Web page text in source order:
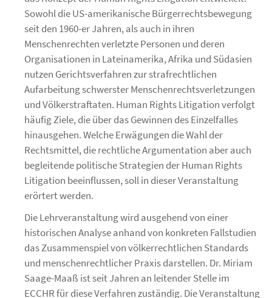
Sowohl die US-amerikanische Bürgerrechtsbewegung
seit den 1960-er Jahren, als auch in ihren
Menschenrechten verletzte Personen und deren
Organisationen in Lateinamerika, Afrika und Südasien
nutzen Gerichtsverfahren zur strafrechtlichen
Aufarbeitung schwerster Menschenrechtsverletzungen
und Völkerstraftaten. Human Rights Litigation verfolgt
häufig Ziele, die über das Gewinnen des Einzelfalles
hinausgehen. Welche Erwägungen die Wahl der
Rechtsmittel, die rechtliche Argumentation aber auch
begleitende politische Strategien der Human Rights
Litigation beeinflussen, soll in dieser Veranstaltung
erörtert werden.
Die Lehrveranstaltung wird ausgehend von einer
historischen Analyse anhand von konkreten Fallstudien
das Zusammenspiel von völkerrechtlichen Standards
und menschenrechtlicher Praxis darstellen. Dr. Miriam
Saage-Maaß ist seit Jahren an leitender Stelle im
ECCHR für diese Verfahren zuständig. Die Veranstaltung